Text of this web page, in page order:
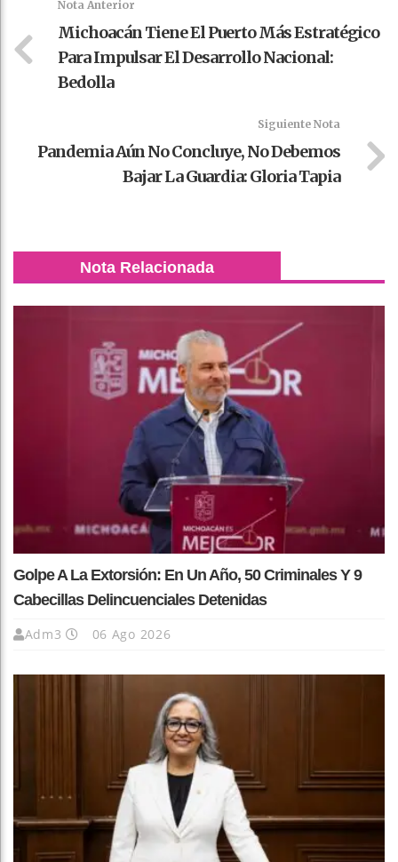
Nota Anterior
Michoacán Tiene El Puerto Más Estratégico
Para Impulsar El Desarrollo Nacional:
Bedolla
Siguiente Nota
Pandemia Aún No Concluye, No Debemos
Bajar La Guardia: Gloria Tapia
Nota Relacionada
Golpe A La Extorsión: En Un Año, 50 Criminales Y 9
Cabecillas Delincuenciales Detenidas
Adm3 06 Ago 2026